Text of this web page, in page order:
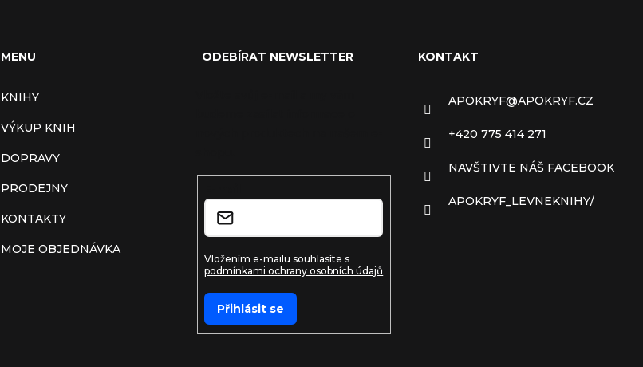
MENU
KNIHY
VÝKUP KNIH
DOPRAVY
PRODEJNY
KONTAKTY
MOJE OBJEDNÁVKA
ODEBÍRAT NEWSLETTER
Vložením e-mailu souhlasíte s
podmínkami ochrany osobních údajů
Přihlásit se
KONTAKT
APOKRYF@APOKRYF.CZ
+420 775 414 271
NAVŠTIVTE NÁŠ FACEBOOK
APOKRYF_LEVNEKNIHY/